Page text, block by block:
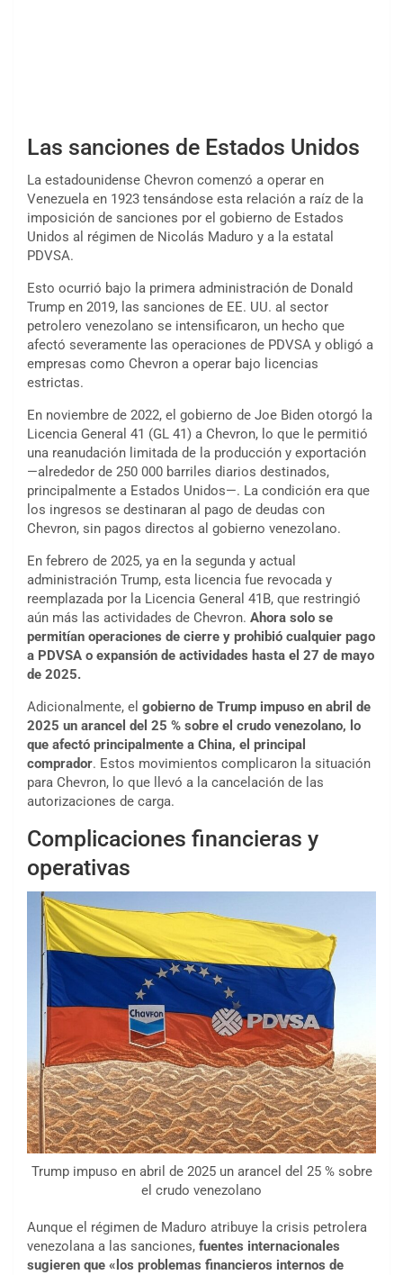
Las sanciones de Estados Unidos
La estadounidense Chevron comenzó a operar en
Venezuela en 1923 tensándose esta relación a raíz de la
imposición de sanciones por el gobierno de Estados
Unidos al régimen de Nicolás Maduro y a la estatal
PDVSA.
Esto ocurrió bajo la primera administración de Donald
Trump en 2019, las sanciones de EE. UU. al sector
petrolero venezolano se intensificaron, un hecho que
afectó severamente las operaciones de PDVSA y obligó a
empresas como Chevron a operar bajo licencias
estrictas.
En noviembre de 2022, el gobierno de Joe Biden otorgó la
Licencia General 41 (GL 41) a Chevron, lo que le permitió
una reanudación limitada de la producción y exportación
—alrededor de 250 000 barriles diarios destinados,
principalmente a Estados Unidos—. La condición era que
los ingresos se destinaran al pago de deudas con
Chevron, sin pagos directos al gobierno venezolano.
En febrero de 2025, ya en la segunda y actual
administración Trump, esta licencia fue revocada y
reemplazada por la Licencia General 41B, que restringió
aún más las actividades de Chevron. Ahora solo se
permitían operaciones de cierre y prohibió cualquier pago
a PDVSA o expansión de actividades hasta el 27 de mayo
de 2025.
Adicionalmente, el gobierno de Trump impuso en abril de
2025 un arancel del 25 % sobre el crudo venezolano, lo
que afectó principalmente a China, el principal
comprador. Estos movimientos complicaron la situación
para Chevron, lo que llevó a la cancelación de las
autorizaciones de carga.
Complicaciones financieras y
operativas
Trump impuso en abril de 2025 un arancel del 25 % sobre
el crudo venezolano
Aunque el régimen de Maduro atribuye la crisis petrolera
venezolana a las sanciones, fuentes internacionales
sugieren que «los problemas financieros internos de